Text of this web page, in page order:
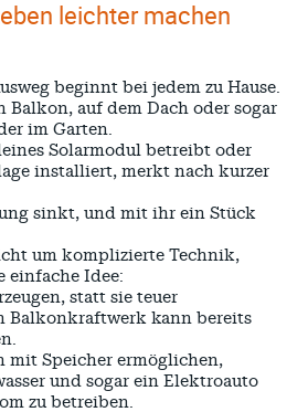
leichter machen
beginnt bei jedem zu Hause.
Balkon, auf dem Dach oder sogar
im Garten.
Solarmodul betreibt oder
installiert, merkt nach kurzer
sinkt, und mit ihr ein Stück
um komplizierte Technik,
einfache Idee:
statt sie teuer
Balkonkraftwerk kann bereits
mit Speicher ermöglichen,
und sogar ein Elektroauto
zu betreiben.